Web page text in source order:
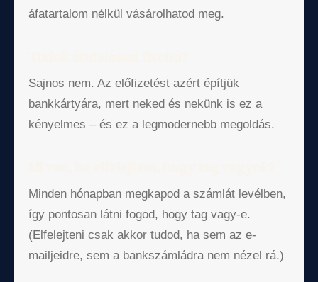
áfatartalom nélkül vásárolhatod meg.
Sajnos nem. Az előfizetést azért építjük
bankkártyára, mert neked és nekünk is ez a
kényelmes – és ez a legmodernebb megoldás.
Minden hónapban megkapod a számlát levélben,
így pontosan látni fogod, hogy tag vagy-e.
(Elfelejteni csak akkor tudod, ha sem az e-
mailjeidre, sem a bankszámládra nem nézel rá.)